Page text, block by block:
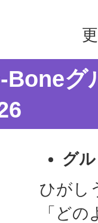
Boneグ
グ
ひがし
「ど